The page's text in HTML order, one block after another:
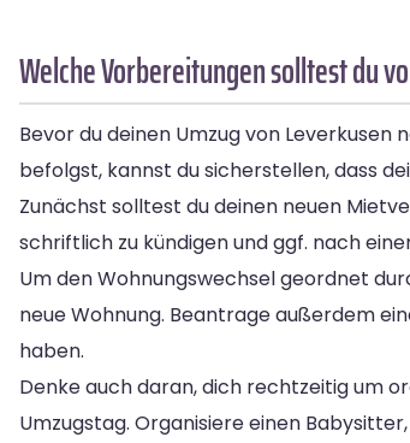
Welche Vorbereitungen solltest du
Bevor du deinen Umzug von
befolgst, kannst du sicherstellen, dass
Zunächst solltest du deinen neuen
schriftlich zu kündigen und ggf. nach
Um den Wohnungswechsel geordnet
neue Wohnung. Beantrage außerdem
haben.
Denke auch daran, dich rechtzeitig um
Umzugstag. Organisiere einen